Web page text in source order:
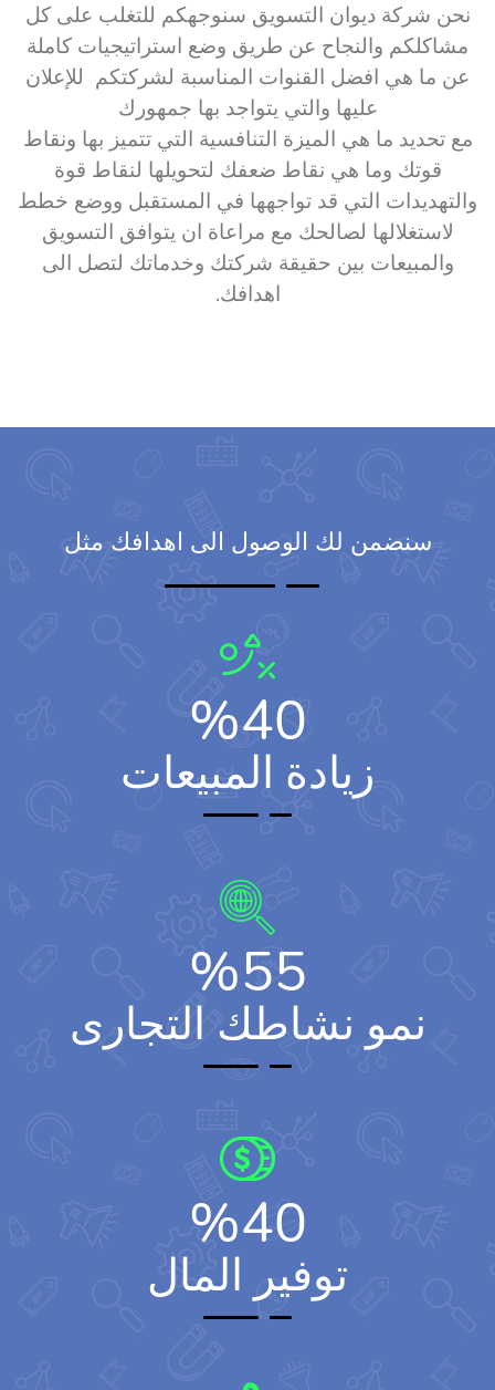
نحن شركة ديوان التسويق سنوجهكم للتغلب على كل
مشاكلكم والنجاح عن طريق وضع استراتيجيات كاملة
عن ما هي افضل القنوات المناسبة لشركتكم للإعلان
عليها والتي يتواجد بها جمهورك
مع تحديد ما هي الميزة التنافسية التي تتميز بها ونقاط
قوتك وما هي نقاط ضعفك لتحويلها لنقاط قوة
والتهديدات التي قد تواجهها في المستقبل ووضع خطط
لاستغلالها لصالحك مع مراعاة ان يتوافق التسويق
والمبيعات بين حقيقة شركتك وخدماتك لتصل الى
اهدافك.
سنضمن لك الوصول الى اهدافك مثل
40
%
زيادة المبيعات
55
%
نمو نشاطك التجارى
40
%
توفير المال